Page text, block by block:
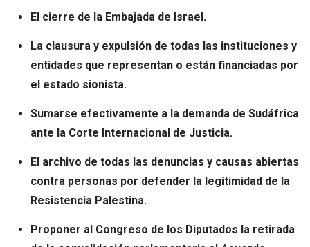
El cierre de la Embajada de Israel.
La clausura y expulsión de todas las instituciones y
entidades que representan o están financiadas por
el estado sionista.
Sumarse efectivamente a la demanda de Sudáfrica
ante la Corte Internacional de Justicia.
El archivo de todas las denuncias y causas abiertas
contra personas por defender la legitimidad de la
Resistencia Palestina.
Proponer al Congreso de los Diputados la retirada